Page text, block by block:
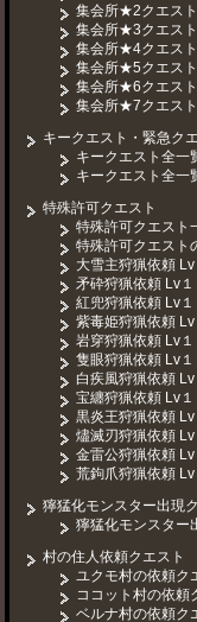
集会所★2クエス
集会所★3クエス
集会所★4クエス
集会所★5クエス
集会所★6クエス
集会所★7クエス
キークエスト・緊急ク
キークエスト全一
キークエスト全一
特殊許可クエスト
特殊許可クエスト
特殊許可クエスト
大雪主狩猟依頼
矛砕狩猟依頼 Lv
紅兜狩猟依頼 Lv
紫毒姫狩猟依頼
岩穿狩猟依頼 Lv
隻眼狩猟依頼 Lv
白疾風狩猟依頼
宝纏狩猟依頼 Lv
黒炎王狩猟依頼
燼滅刃狩猟依頼
金雷公狩猟依頼
荒鉤爪狩猟依頼
獰猛化モンスター出現
獰猛化モンスター
村の住人依頼クエスト
ユクモ村の依頼ク
ココット村の依頼
ベルナ村の依頼ク